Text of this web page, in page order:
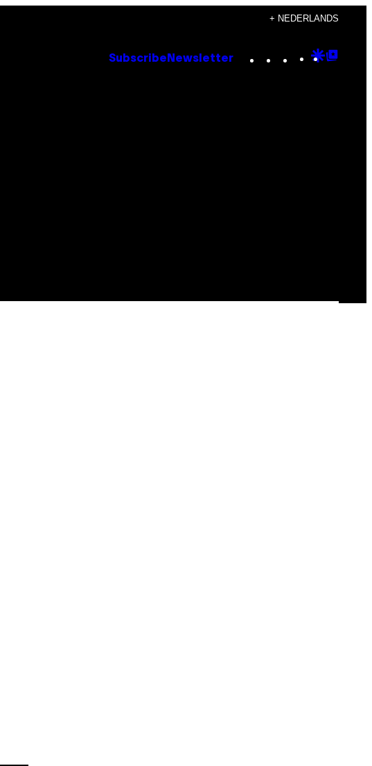
+ NEDERLANDS
Subscribe Newsletter Instagram
TikTok
YouTube
Google